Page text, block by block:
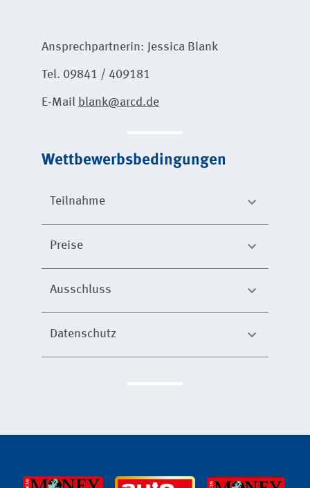
Ansprechpartnerin: Jessica Blank
Tel. 09841 / 409181
E-Mail blank@arcd.de
Wettbewerbsbedingungen
Teilnahme
Preise
Ausschluss
Datenschutz